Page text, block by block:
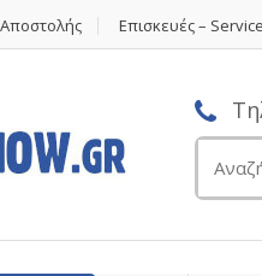
Επισκευές – Service
για: